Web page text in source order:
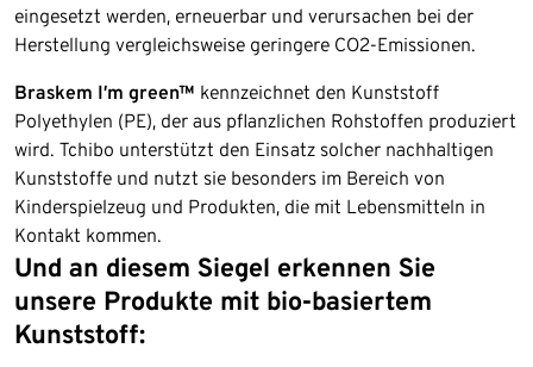
eingesetzt werden, erneuerbar und verursachen bei der
Herstellung vergleichsweise geringere CO2-Emissionen.
Braskem I’m green™ kennzeichnet den Kunststoff
Polyethylen (PE), der aus pflanzlichen Rohstoffen produziert
wird. Tchibo unterstützt den Einsatz solcher nachhaltigen
Kunststoffe und nutzt sie besonders im Bereich von
Kinderspielzeug und Produkten, die mit Lebensmitteln in
Kontakt kommen.
Und an diesem Siegel erkennen Sie
unsere Produkte mit bio-basiertem
Kunststoff: